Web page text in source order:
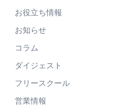
お役立ち情報
お知らせ
コラム
ダイジェスト
フリースクール
営業情報